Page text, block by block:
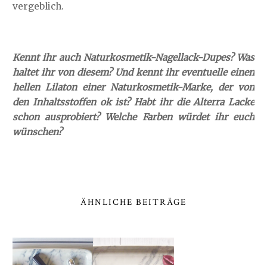
vergeblich.
Kennt ihr auch Naturkosmetik-Nagellack-Dupes? Was
haltet ihr von diesem? Und kennt ihr eventuelle einen
hellen Lilaton einer Naturkosmetik-Marke, der von
den Inhaltsstoffen ok ist? Habt ihr die Alterra Lacke
schon ausprobiert? Welche Farben würdet ihr euch
wünschen?
ÄHNLICHE BEITRÄGE